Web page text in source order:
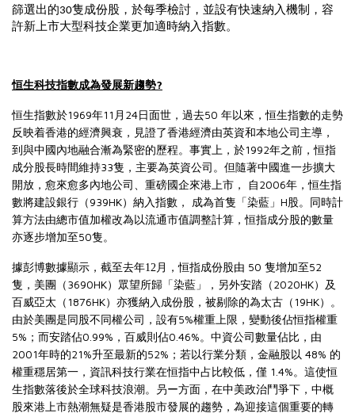
篩選出的30隻成份股，於每季檢討，並設有快速納入機制，容
許新上市大型科技企業更加適時納入指數。
恒生科技指數成為發展新趨勢?
恒生指數於1969年11 月 24 日面世，過去50 年以來，恒生指數的走勢
反映着香港的經濟興衰，見證了香港經濟由英資和本地公司主導，
到與中國內地融合漸為緊密的歷程。事實上，於1992年之前，恒指
成分股長時間維持33隻，主要為英資公司。但隨著中國進一步擴大
開放，愈來愈多內地公司、重磅國企來港上市，
自 2006年，恒生指
數將建設銀行（ 939HK）納入指數， 成為首隻「染藍」 H 股。同時計
算方法由總市值加權改為以流通市值調整計算，恒指成分股的數量
亦逐步增加至 50隻。
據彭博數據顯示，截至去年12月 ，恒指成份股由 50 隻增加至 52
隻，美團（ 3690HK）眾望所歸「染藍」，另外安踏（ 2020HK）及
百威亞太（ 1876HK）亦獲納入成份股 ， 被剔除的為太古（ 19HK）。
由於美團是同股不同權公司，設有5%權重上限，變動後佔恒指權重
5% ；而安踏佔0.99% ，百威則佔0.46% 。 中資公司數量佔比，由
2001年時的21%升至最新的52% ；若以行業分類，金融股以 48% 的
權重穩居第一，資訊科技行業在恒指中占比較低，僅 1.4% 。這使恒
生指數落後於全球科技浪潮。叧ー方面，在中美政治鬥爭下，中概
股來港上市熱潮無疑是香港股市發展的趨勢，為迎接這個重要的轉